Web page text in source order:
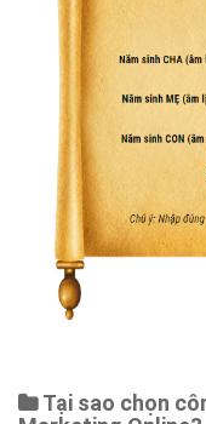
Tại sao chọn